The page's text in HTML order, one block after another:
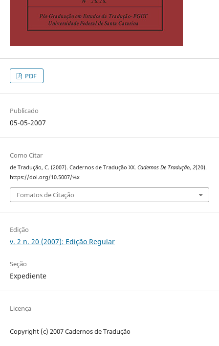
PDF
Publicado
05-05-2007
Como Citar
de Tradução, C. (2007). Cadernos de Tradução XX. Cadernos De Tradução, 2(20).
https://doi.org/10.5007/%x
Fomatos de Citação
Edição
v. 2 n. 20 (2007): Edição Regular
Seção
Expediente
Licença
Copyright (c) 2007 Cadernos de Tradução